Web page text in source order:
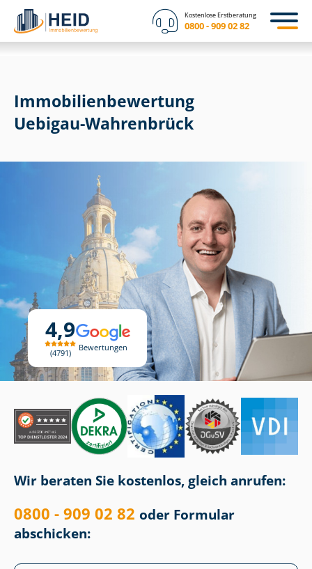
Kostenlose Erstberatung
0800 - 909 02 82
4,9
4791
Bewertungen
Immobilien­bewertung
Uebigau-Wahrenbrück
Wir beraten Sie kostenlos, gleich anrufen:
0800 - 909 02 82 oder Formular
abschicken: